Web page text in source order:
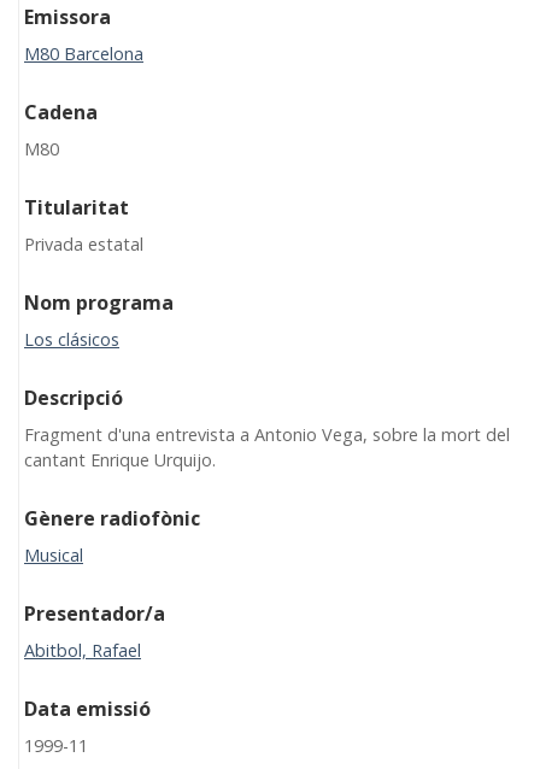
Emissora
M80 Barcelona
Cadena
M80
Titularitat
Privada estatal
Nom programa
Los clásicos
Descripció
Fragment d'una entrevista a Antonio Vega, sobre la mort del
cantant Enrique Urquijo.
Gènere radiofònic
Musical
Presentador/a
Abitbol, Rafael
Data emissió
1999-11